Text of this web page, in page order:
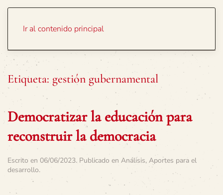
Ir al contenido principal
Etiqueta: gestión gubernamental
Democratizar la educación para
reconstruir la democracia
Escrito en 06/06/2023. Publicado en Análisis, Aportes para el
desarrollo.